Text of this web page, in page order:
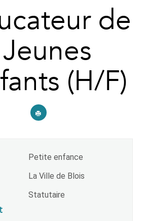
de
Jeunes
(H/F)
Petite enfance
La Ville de Blois
Statutaire